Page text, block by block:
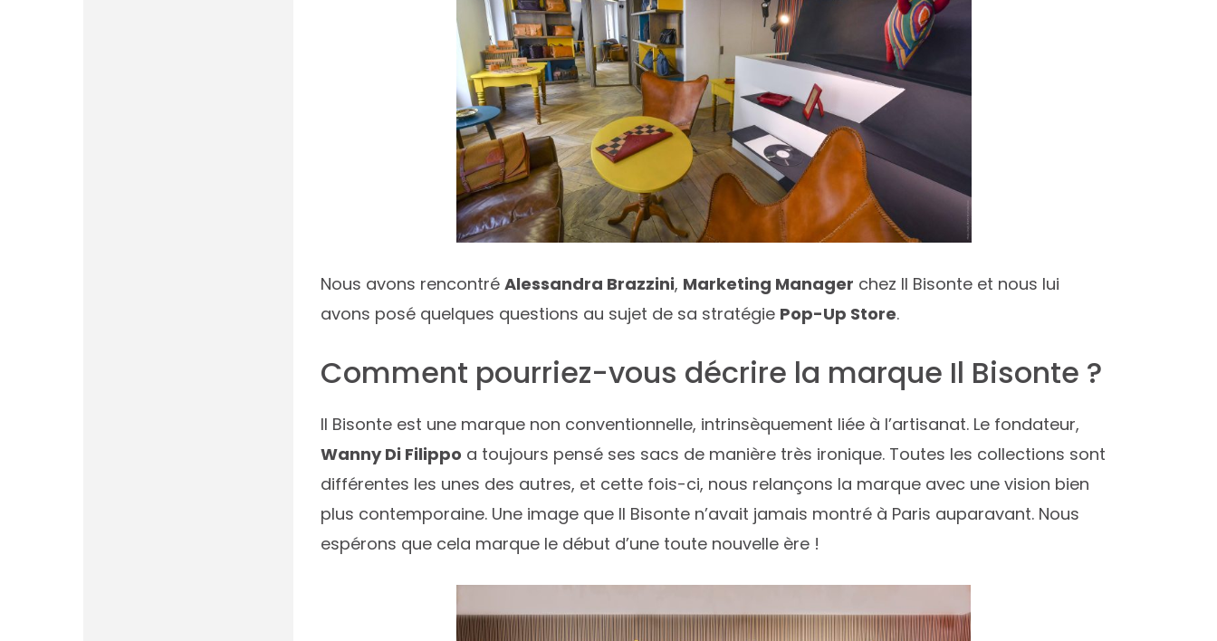
Nous avons rencontré Alessandra Brazzini, Marketing Manager chez Il Bisonte et nous lui
avons posé quelques questions au sujet de sa stratégie Pop-Up Store.
Comment pourriez-vous décrire la marque Il Bisonte ?
Il Bisonte est une marque non conventionnelle, intrinsèquement liée à l’artisanat. Le fondateur,
Wanny Di Filippo a toujours pensé ses sacs de manière très ironique. Toutes les collections sont
différentes les unes des autres, et cette fois-ci, nous relançons la marque avec une vision bien
plus contemporaine. Une image que Il Bisonte n’avait jamais montré à Paris auparavant. Nous
espérons que cela marque le début d’une toute nouvelle ère !